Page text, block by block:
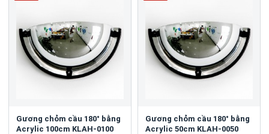
Gương chỏm cầu 180° bằng
Acrylic 100cm KLAH-0100
Gương chỏm cầu 180° bằng
Acrylic 50cm KLAH-0050